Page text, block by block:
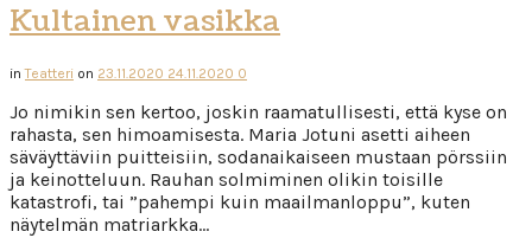
Kultainen vasikka
inTeatteri on 23.11.2020 24.11.2020 0
Jo nimikin sen kertoo, joskin raamatullisesti, että kyse on
rahasta, sen himoamisesta. Maria Jotuni asetti aiheen
säväyttäviin puitteisiin, sodanaikaiseen mustaan pörssiin
ja keinotteluun. Rauhan solmiminen olikin toisille
katastrofi, tai ”pahempi kuin maailmanloppu”, kuten
näytelmän matriarkka…